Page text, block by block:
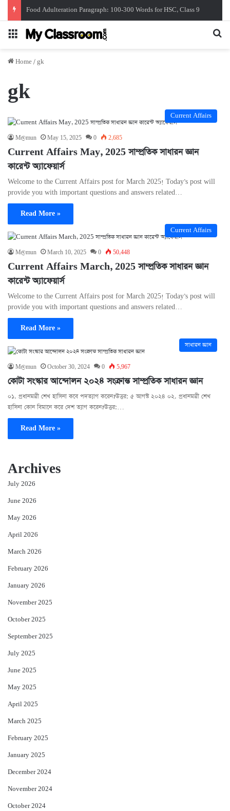
Food Adulteration Paragraph: 100-300 Words for HSC, Class 9
Menu
Home / gk
gk
Current Affairs
M@mun May 15, 2025 0 2,685
Current Affairs May, 2025 সাম্প্রতিক সাধারন জ্ঞান
কারেন্ট অ্যাফেয়ার্স
Welcome to the Current Affairs post for March 2025! Today’s post will
provide you with important questions and answers related…
Read More »
Current Affairs
M@mun March 10, 2025 0 50,448
Current Affairs March, 2025 সাম্প্রতিক সাধারন জ্ঞান
কারেন্ট অ্যাফেয়ার্স
Welcome to the Current Affairs post for March 2025! Today’s post will
provide you with important questions and answers related…
Read More »
সাধারন জ্ঞান
M@mun October 30, 2024 0 5,967
কোটা সংস্কার আন্দোলন ২০২৪ সংক্রান্ত সাম্প্রতিক সাধারন জ্ঞান
০১. প্রধানমন্ত্রী শেখ হাসিনা কবে পদত্যাগ করেন?উত্তর: ৫ আগস্ট ২০২৪ ০২. প্রধানমন্ত্রী শেখ
হাসিনা কোন বিমানে করে দেশ ত্যাগ করেন?উত্তর:…
Read More »
Archives
July 2026
June 2026
May 2026
April 2026
March 2026
February 2026
January 2026
November 2025
October 2025
September 2025
July 2025
June 2025
May 2025
April 2025
March 2025
February 2025
January 2025
December 2024
November 2024
October 2024